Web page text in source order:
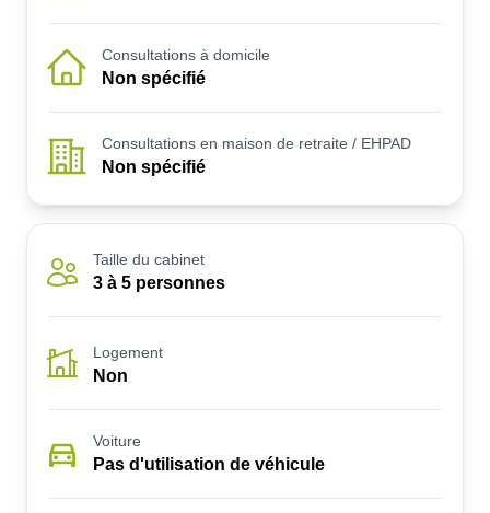
Consultations à domicile
Non spécifié
Consultations en maison de retraite / EHPAD
Non spécifié
Taille du cabinet
3 à 5 personnes
Logement
Non
Voiture
Pas d'utilisation de véhicule